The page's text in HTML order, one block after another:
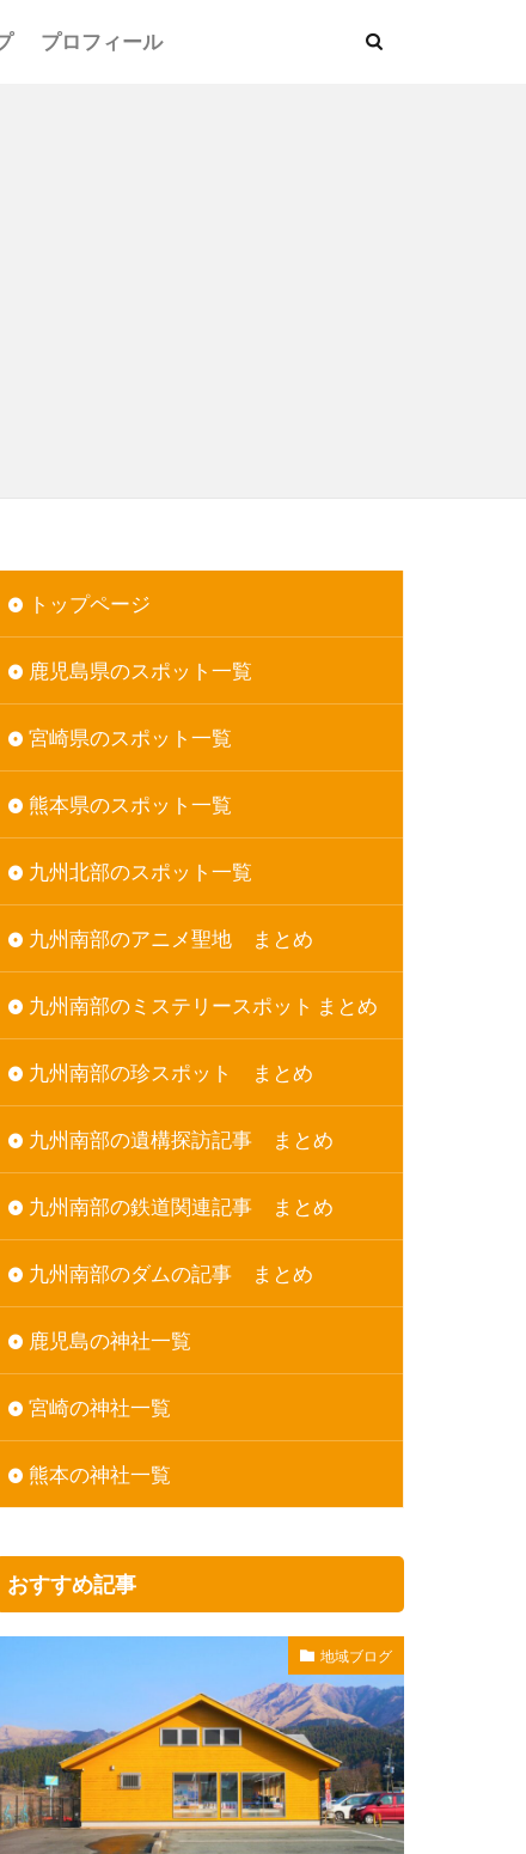
プロフィール
トップページ
鹿児島県のスポット一覧
宮崎県のスポット一覧
熊本県のスポット一覧
九州北部のスポット一覧
九州南部のアニメ聖地 まとめ
九州南部のミステリースポット まとめ
九州南部の珍スポット まとめ
九州南部の遺構探訪記事 まとめ
九州南部の鉄道関連記事 まとめ
九州南部のダムの記事 まとめ
鹿児島の神社一覧
宮崎の神社一覧
熊本の神社一覧
おすすめ記事
地域ブログ